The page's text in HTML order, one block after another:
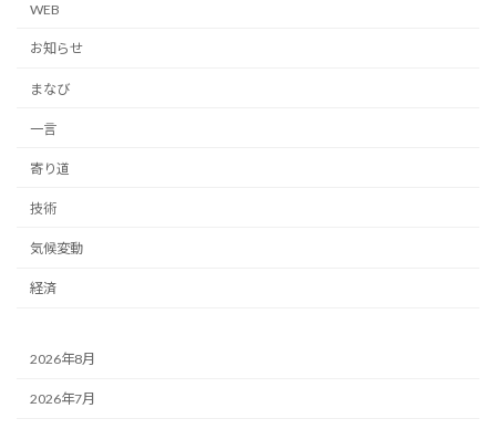
WEB
お知らせ
まなび
一言
寄り道
技術
気候変動
経済
2026年8月
2026年7月